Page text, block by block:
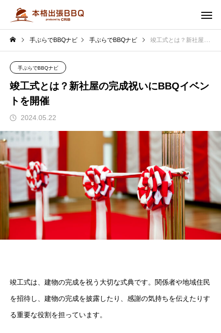
手ぶらでBBQナビ 手ぶらでBBQナビ 竣工式とは？新社屋の完成祝いにBBQイベントを開催
手ぶらでBBQナビ
竣工式とは？新社屋の完成祝いにBBQイベン
トを開催
2024.05.22
竣工式は、建物の完成を祝う大切な式典です。関係者や地域住民
を招待し、建物の完成を披露したり、感謝の気持ちを伝えたりす
る重要な役割を担っています。